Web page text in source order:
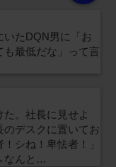
いたDQN男に「お
も最低だな」って言
。社長に見せよ
デスクに置いてお
シね！卑怯者！」
なんと…